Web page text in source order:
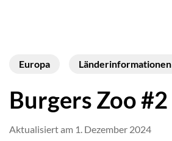
Europa Länderinformationen
Burgers Zoo #2
Aktualisiert am 1. Dezember 2024